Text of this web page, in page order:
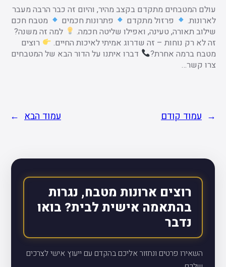
עולם המטבחים מתקדם בקצב מהיר, והיום זה כבר הרבה מעבר
לארונות.
פרזול מתקדם פתרונות חכמים
מטבח חכם
שילוב תאורה, טעינה, ואפילו שליטה חכמה.
למה זה משנה?
זה לא רק נוחות – זה שדרוג אמיתי לאיכות החיים.
רוצים
מטבח ברמה אחרת?
דברו איתנו על הדור הבא של המטבחים
צרו קשר…
← עמוד קודם עמוד הבא →
רוצים ארונות מטבח, נגרות
בהתאמה אישית לבית? בואו
נדבר
השאירו פרטים ונחזור אליכם בהקדם עם ייעוץ אישי לצרכים